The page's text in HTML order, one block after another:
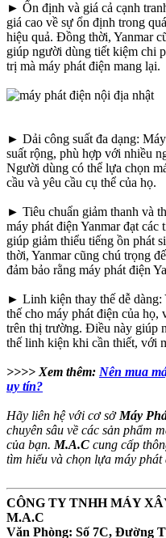
► Ổn định và giá cả cạnh
giá cao về sự ổn định trong
hiệu quả. Đồng thời, Yanmar
giúp người dùng tiết kiệm chi
trị mà máy phát điện mang lại.
► Dải công suất đa dạng:
suất rộng, phù hợp với nhiều
Người dùng có thể lựa chọn
cầu và yêu cầu cụ thể của họ.
► Tiêu chuẩn giảm thanh và
máy phát điện Yanmar đạt các
giúp giảm thiểu tiếng ồn phát
thời, Yanmar cũng chú trọng
đảm bảo rằng máy phát điện
► Linh kiện thay thế dễ dàng:
thế cho máy phát điện của họ,
trên thị trường. Điều này giúp
thế linh kiện khi cần thiết, với
>>>> Xem thêm: Nên mua
uy tín?
Hãy liên hệ với cơ sở Máy
chuyên sâu về các sản phẩm
của bạn. M.A.C cung cấp
tìm hiểu và chọn lựa máy
CÔNG TY TNHH MÁY
M.A.C
Văn Phòng: Số 7C, Đường